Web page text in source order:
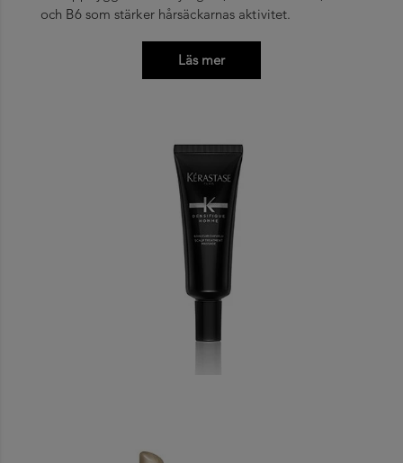
och B6 som stärker hårsäckarnas aktivitet.
Läs mer